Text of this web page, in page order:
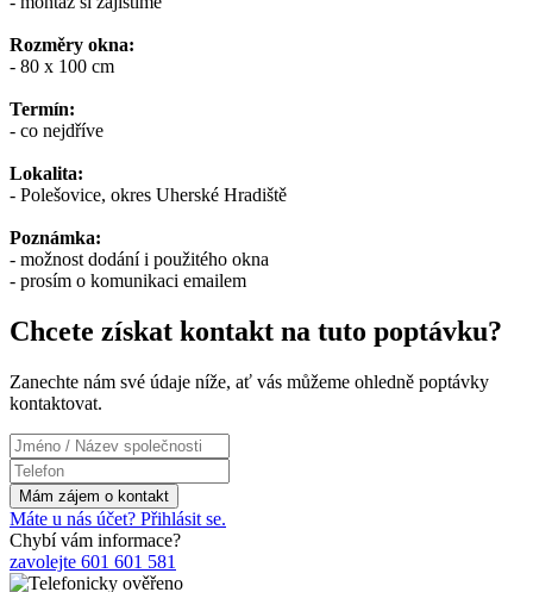
Rozměry okna:
- 80 x 100 cm
Termín:
- co nejdříve
Lokalita:
- Polešovice, okres Uherské Hradiště
Poznámka:
- možnost dodání i použitého okna
- prosím o komunikaci emailem
Chcete získat kontakt na tuto poptávku?
Zanechte nám své údaje níže, ať vás můžeme ohledně poptávky
kontaktovat.
Máte u nás účet? Přihlásit se.
Chybí vám informace?
zavolejte 601 601 581